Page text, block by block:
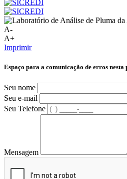
A-
A+
Imprimir
Espaço para a comunicação de erros nesta
Seu nome
Seu e-mail
Seu Telefone
Mensagem